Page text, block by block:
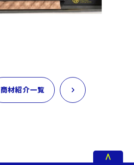
商材紹介一覧